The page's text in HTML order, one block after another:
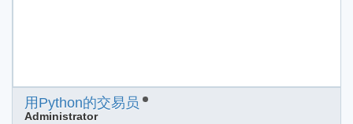
用Python的交易员
Administrator